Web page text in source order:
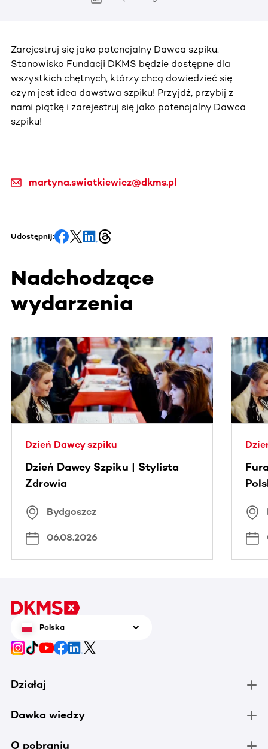
Zarejestruj się jako potencjalny Dawca szpiku.
Stanowisko Fundacji DKMS będzie dostępne dla
wszystkich chętnych, którzy chcą dowiedzieć się
czym jest idea dawstwa szpiku! Przyjdź, przybij z
nami piątkę i zarejestruj się jako potencjalny Dawca
szpiku!
martyna.swiatkiewicz@dkms.pl
Udostępnij:
Nadchodzące
wydarzenia
Ta sekcja zawiera treści przewijane w poziomie. Użyj
Dzień Dawcy szpiku
Dzień Dawcy Szpiku | Stylista
Zdrowia
Bydgoszcz
06.08.2026
Polska
Działaj
Dawka wiedzy
O pobraniu